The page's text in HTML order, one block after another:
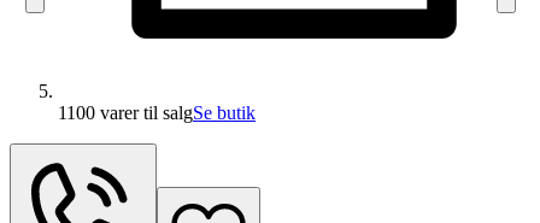
1100 varertil salgSe butik